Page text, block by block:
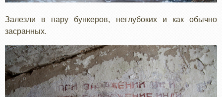
Залезли в пару бункеров, неглубоких и как обычно
засранных.